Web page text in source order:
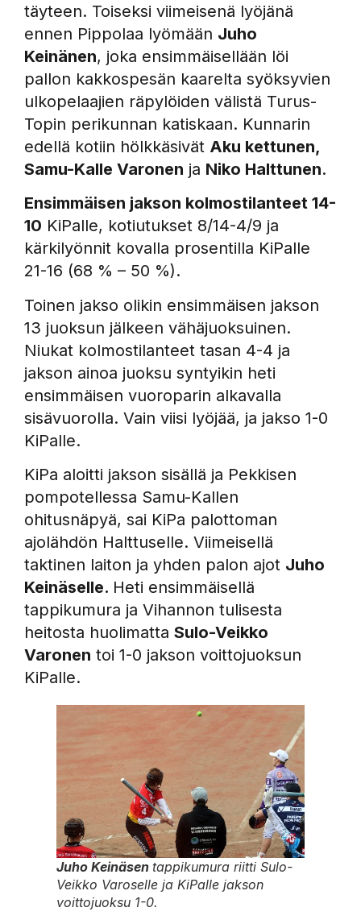
täyteen. Toiseksi viimeisenä lyöjänä
ennen Pippolaa lyömään Juho
Keinänen, joka ensimmäisellään löi
pallon kakkospesän kaarelta syöksyvien
ulkopelaajien räpylöiden välistä Turus-
Topin perikunnan katiskaan. Kunnarin
edellä kotiin hölkkäsivät Aku kettunen,
Samu-Kalle Varonen ja Niko Halttunen.
Ensimmäisen jakson kolmostilanteet 14-
10 KiPalle, kotiutukset 8/14-4/9 ja
kärkilyönnit kovalla prosentilla KiPalle
21-16 (68 % – 50 %).
Toinen jakso olikin ensimmäisen jakson
13 juoksun jälkeen vähäjuoksuinen.
Niukat kolmostilanteet tasan 4-4 ja
jakson ainoa juoksu syntyikin heti
ensimmäisen vuoroparin alkavalla
sisävuorolla. Vain viisi lyöjää, ja jakso 1-0
KiPalle.
KiPa aloitti jakson sisällä ja Pekkisen
pompotellessa Samu-Kallen
ohitusnäpyä, sai KiPa palottoman
ajolähdön Halttuselle. Viimeisellä
taktinen laiton ja yhden palon ajot Juho
Keinäselle. Heti ensimmäisellä
tappikumura ja Vihannon tulisesta
heitosta huolimatta Sulo-Veikko
Varonen toi 1-0 jakson voittojuoksun
KiPalle.
Juho Keinäsen tappikumura riitti Sulo-
Veikko Varoselle ja KiPalle jakson
voittojuoksu 1-0.